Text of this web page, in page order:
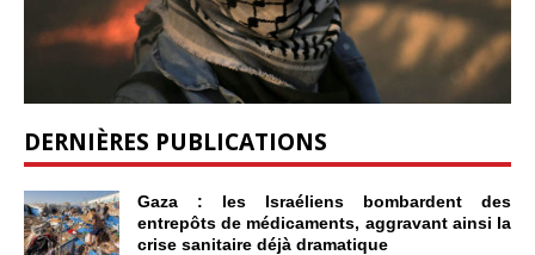
DERNIÈRES PUBLICATIONS
Gaza : les Israéliens bombardent des
entrepôts de médicaments, aggravant ainsi la
crise sanitaire déjà dramatique